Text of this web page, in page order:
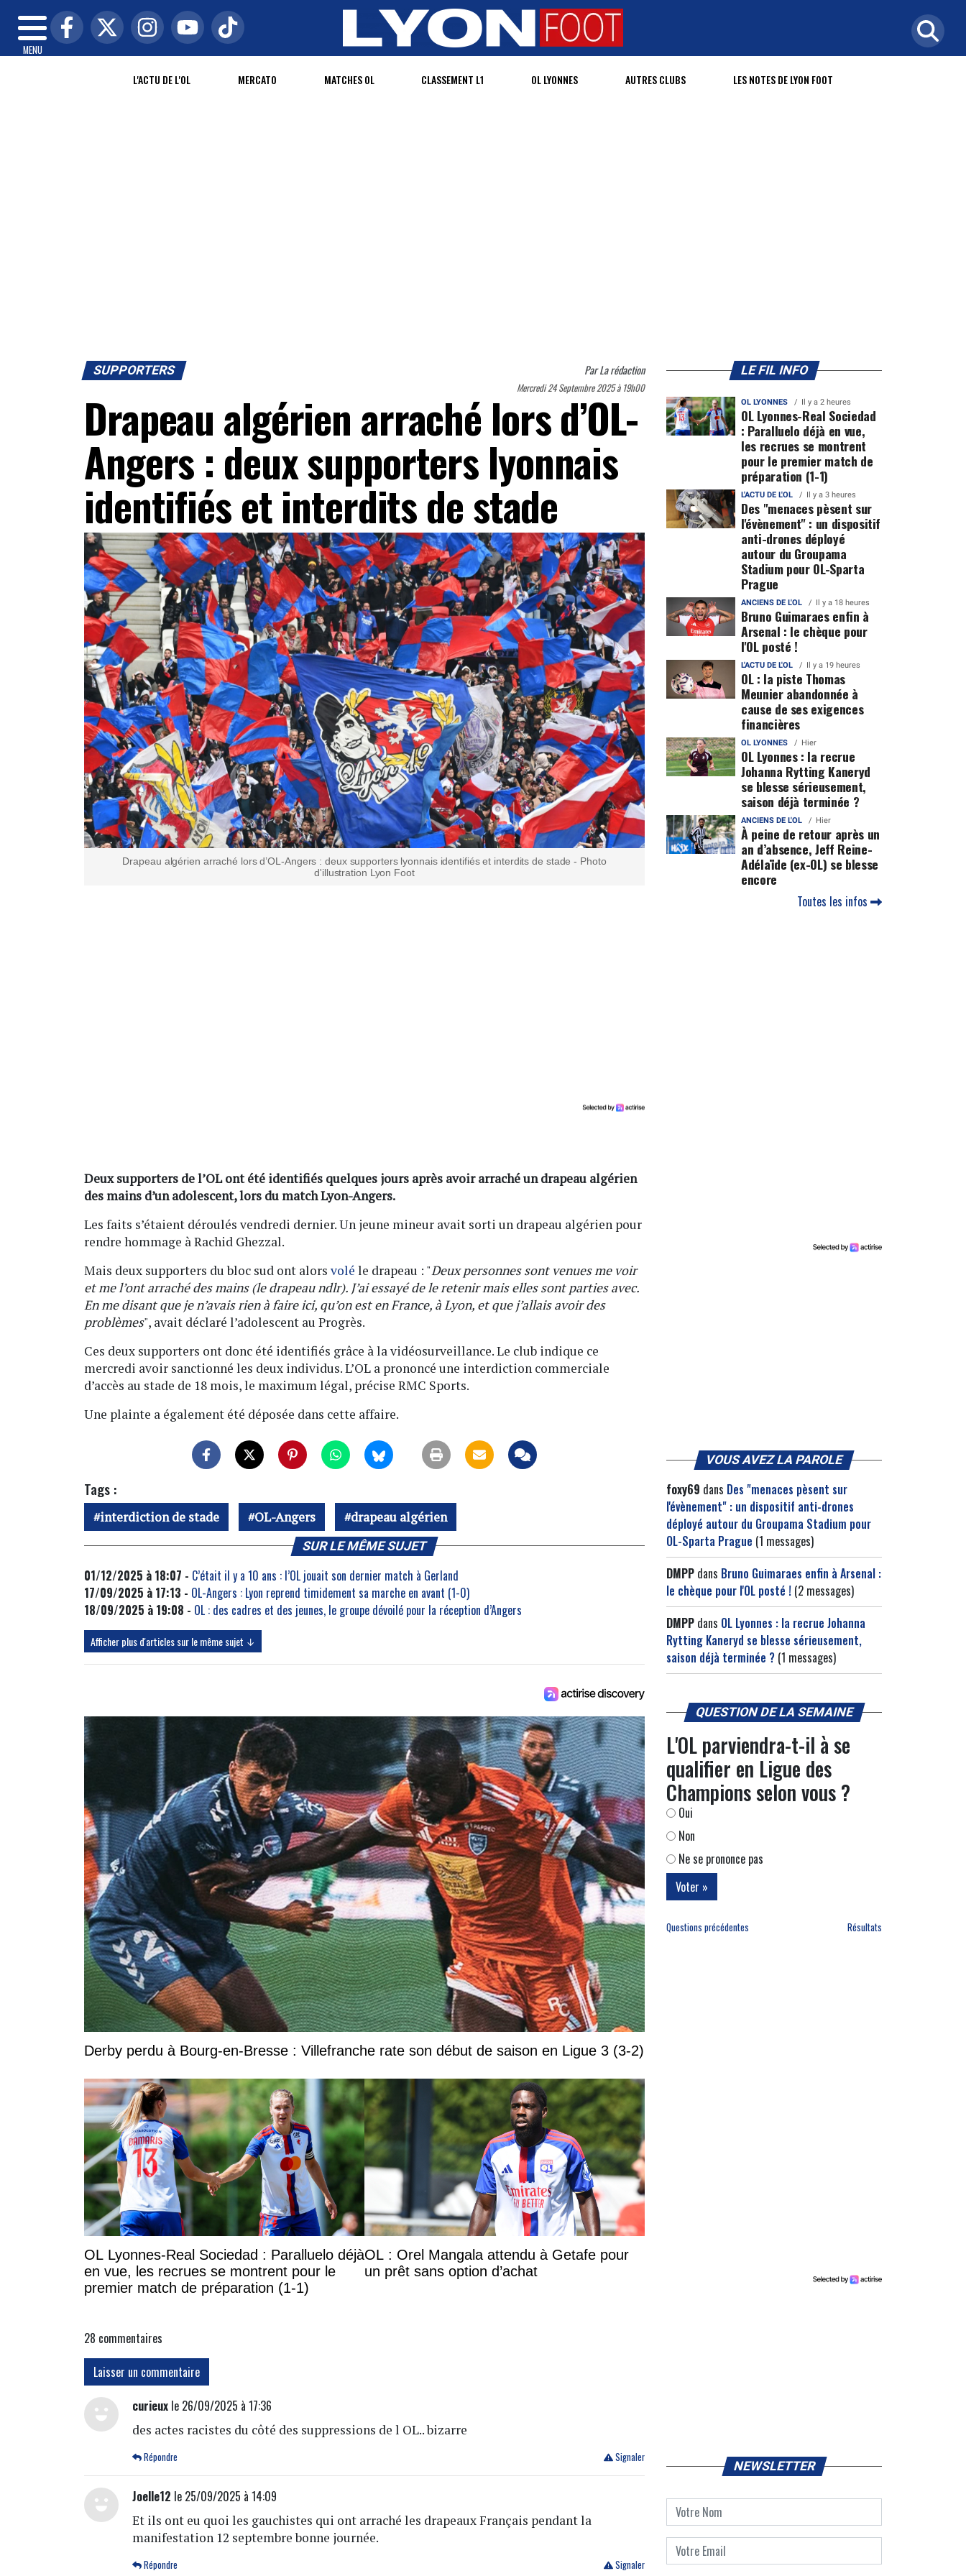
MENU
L'ACTU DE L'OL MERCATO MATCHES OL CLASSEMENT L1 OL LYONNES AUTRES CLUBS LES NOTES DE LYON FOOT
SUPPORTERS ParLa rédaction
Mercredi 24 Septembre 2025 à 19h00
Drapeau algérien arraché lors d’OL-
Angers : deux supporters lyonnais
identifiés et interdits de stade
Drapeau algérien arraché lors d’OL-Angers : deux supporters lyonnais identifiés et interdits de stade - Photo
d'illustration Lyon Foot
Deux supporters de l’OL ont été identifiés quelques jours après avoir arraché un drapeau algérien
des mains d’un adolescent, lors du match Lyon-Angers.
Les faits s’étaient déroulés vendredi dernier. Un jeune mineur avait sorti un drapeau algérien pour
rendre hommage à Rachid Ghezzal.
Mais deux supporters du bloc sud ont alors volé le drapeau : "Deux personnes sont venues me voir
et me l’ont arraché des mains (le drapeau ndlr). J’ai essayé de le retenir mais elles sont parties avec.
En me disant que je n’avais rien à faire ici, qu’on est en France, à Lyon, et que j’allais avoir des
problèmes", avait déclaré l’adolescent au Progrès.
Ces deux supporters ont donc été identifiés grâce à la vidéosurveillance. Le club indique ce
mercredi avoir sanctionné les deux individus. L’OL a prononcé une interdiction commerciale
d’accès au stade de 18 mois, le maximum légal, précise RMC Sports.
Une plainte a également été déposée dans cette affaire.
Tags :
interdiction de stade OL-Angers drapeau algérien
SUR LE MÊME SUJET
01/12/2025 à 18:07 - C’était il y a 10 ans : l’OL jouait son dernier match à Gerland
17/09/2025 à 17:13 - OL-Angers : Lyon reprend timidement sa marche en avant (1-0)
18/09/2025 à 19:08 - OL : des cadres et des jeunes, le groupe dévoilé pour la réception d’Angers
Afficher plus d'articles sur le même sujet ↓
Derby perdu à Bourg-en-Bresse : Villefranche rate son début de saison en Ligue 3 (3-2)
OL Lyonnes-Real Sociedad : Paralluelo déjà
en vue, les recrues se montrent pour le
premier match de préparation (1-1)
OL : Orel Mangala attendu à Getafe pour
un prêt sans option d’achat
28 commentaires
Laisser un commentaire
curieux le 26/09/2025 à 17:36
des actes racistes du côté des suppressions de l OL.. bizarre
Signaler
Répondre
Joelle12 le 25/09/2025 à 14:09
Et ils ont eu quoi les gauchistes qui ont arraché les drapeaux Français pendant la
manifestation 12 septembre bonne journée.
Signaler
Répondre
LE FIL INFO
OL LYONNES Il y a 2 heures
OL Lyonnes-Real Sociedad
: Paralluelo déjà en vue,
les recrues se montrent
pour le premier match de
préparation (1-1)
L'ACTU DE L'OL Il y a 3 heures
Des "menaces pèsent sur
l'évènement" : un dispositif
anti-drones déployé
autour du Groupama
Stadium pour OL-Sparta
Prague
ANCIENS DE L'OL Il y a 18 heures
Bruno Guimaraes enfin à
Arsenal : le chèque pour
l'OL posté !
L'ACTU DE L'OL Il y a 19 heures
OL : la piste Thomas
Meunier abandonnée à
cause de ses exigences
financières
OL LYONNES Hier
OL Lyonnes : la recrue
Johanna Rytting Kaneryd
se blesse sérieusement,
saison déjà terminée ?
ANCIENS DE L'OL Hier
À peine de retour après un
an d’absence, Jeff Reine-
Adélaïde (ex-OL) se blesse
encore
Toutes les infos
VOUS AVEZ LA PAROLE
foxy69 dans Des "menaces pèsent sur
l'évènement" : un dispositif anti-drones
déployé autour du Groupama Stadium pour
OL-Sparta Prague (1 messages)
DMPP dans Bruno Guimaraes enfin à Arsenal :
le chèque pour l'OL posté ! (2 messages)
DMPP dans OL Lyonnes : la recrue Johanna
Rytting Kaneryd se blesse sérieusement,
saison déjà terminée ? (1 messages)
QUESTION DE LA SEMAINE
L'OL parviendra-t-il à se
qualifier en Ligue des
Champions selon vous ?
Oui
Non
Ne se prononce pas
Questions précédentes Résultats
NEWSLETTER